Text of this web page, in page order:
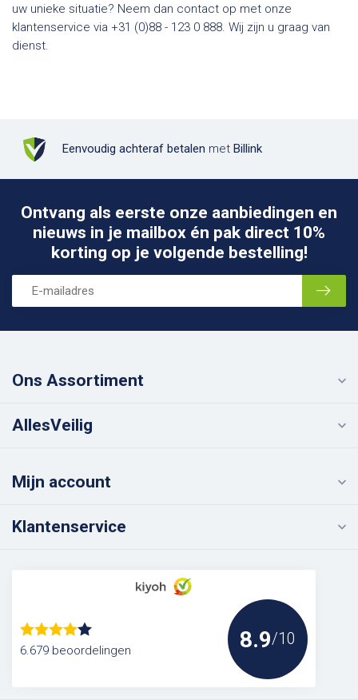
uw unieke situatie? Neem dan contact op met onze
klantenservice via +31 (0)88 - 123 0 888. Wij zijn u graag van
dienst.
Eenvoudig achteraf betalen met Billink
Ontvang als eerste onze aanbiedingen en
nieuws in je mailbox én pak direct 10%
korting op je volgende bestelling!
Ons Assortiment
AllesVeilig
Mijn account
Klantenservice
6.679 beoordelingen 8.9/10